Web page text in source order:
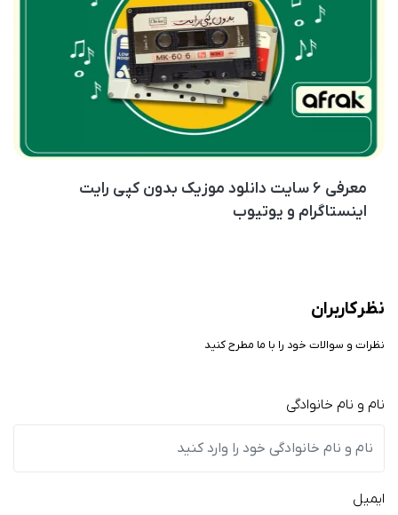
معرفی ۶ سایت دانلود موزیک بدون کپی رایت
اینستاگرام و یوتیوب
نظر کاربران
نظرات و سوالات خود را با ما مطرح کنید
نام و نام خانوادگی
ایمیل